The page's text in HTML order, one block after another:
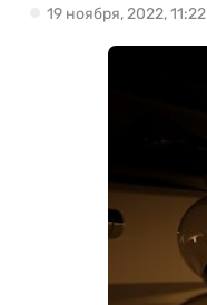
19 ноября, 2022, 11:22